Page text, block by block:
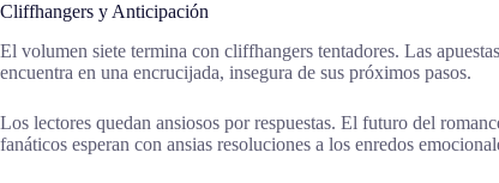
Cliffhangers y Anticipación
El volumen siete termina con cliffhangers tentadores. Las
encuentra en una encrucijada, insegura de sus próximos pasos.
Los lectores quedan ansiosos por respuestas. El futuro del
fanáticos esperan con ansias resoluciones a los enredos